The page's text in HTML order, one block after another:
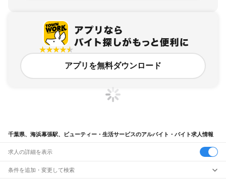
アプリを無料ダウンロード
千葉県、海浜幕張駅、ビューティー・生活サービスのアルバイト・バイト求人情報
求人の詳細を表示
条件を追加・変更して検索